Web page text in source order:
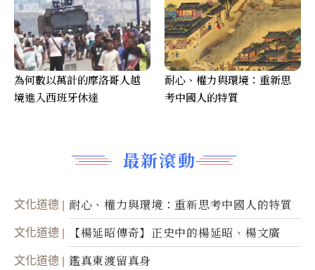
最新滾動
文化道德 耐心、權力與環境：重新思考中國人的特質
文化道德 【楊延昭傳奇】正史中的楊延昭、楊文廣
文化道德 鑑真東渡留真身
為何數以萬計的摩洛哥人越
境進入西班牙休達
耐心、權力與環境：重新思
考中國人的特質